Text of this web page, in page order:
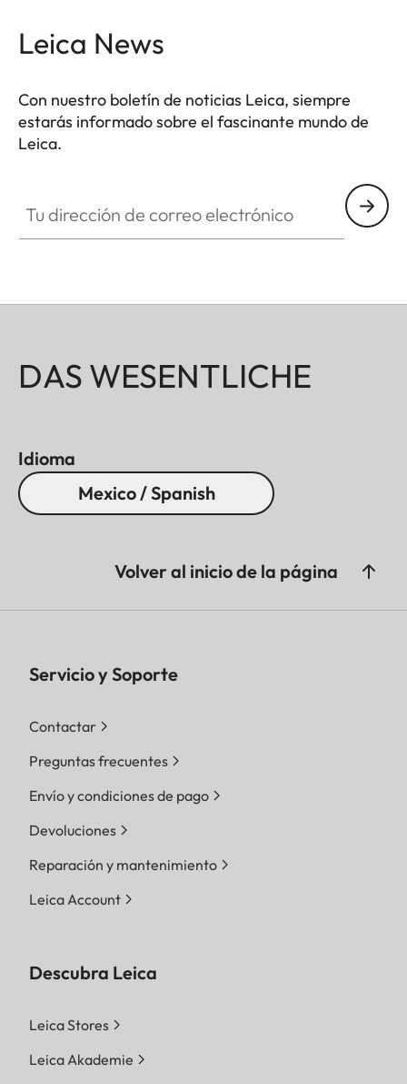
Leica News
Con nuestro boletín de noticias Leica, siempre
estarás informado sobre el fascinante mundo de
Leica.
DAS WESENTLICHE
Idioma
Mexico / Spanish
Volver al inicio de la página
Servicio y Soporte
Contactar
Preguntas frecuentes
Envío y condiciones de pago
Devoluciones
Reparación y mantenimiento
Leica Account
Descubra Leica
Leica Stores
Leica Akademie